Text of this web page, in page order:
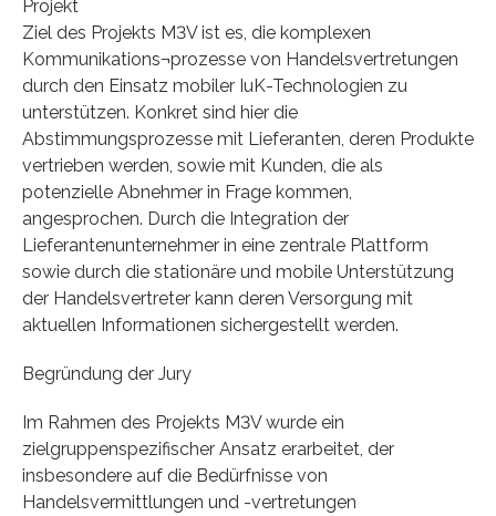
Projekt
Ziel des Projekts M3V ist es, die komplexen
Kommunikations¬prozesse von Handelsvertretungen
durch den Einsatz mobiler IuK-Technologien zu
unterstützen. Konkret sind hier die
Abstimmungsprozesse mit Lieferanten, deren Produkte
vertrieben werden, sowie mit Kunden, die als
potenzielle Abnehmer in Frage kommen,
angesprochen. Durch die Integration der
Lieferantenunternehmer in eine zentrale Plattform
sowie durch die stationäre und mobile Unterstützung
der Handelsvertreter kann deren Versorgung mit
aktuellen Informationen sichergestellt werden.
Begründung der Jury
Im Rahmen des Projekts M3V wurde ein
zielgruppenspezifischer Ansatz erarbeitet, der
insbesondere auf die Bedürfnisse von
Handelsvermittlungen und -vertretungen